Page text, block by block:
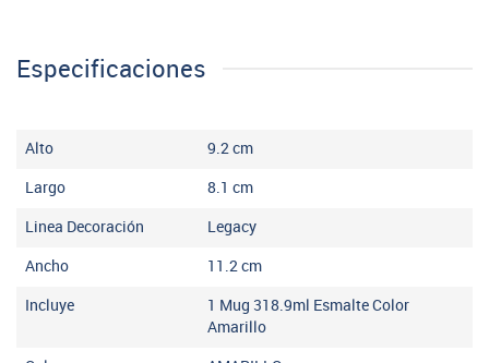
Especificaciones
Alto 9.2cm
Largo 8.1 cm
Linea Decoración Legacy
Ancho 11.2cm
Incluye
1 Mug 318.9ml Esmalte Color
Amarillo